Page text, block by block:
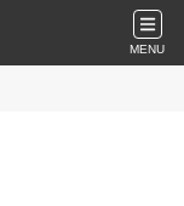
MENU